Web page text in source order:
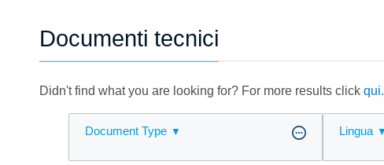
Documenti tecnici
Didn't find what you are looking for? For more results click qui.
Document Type Lingua